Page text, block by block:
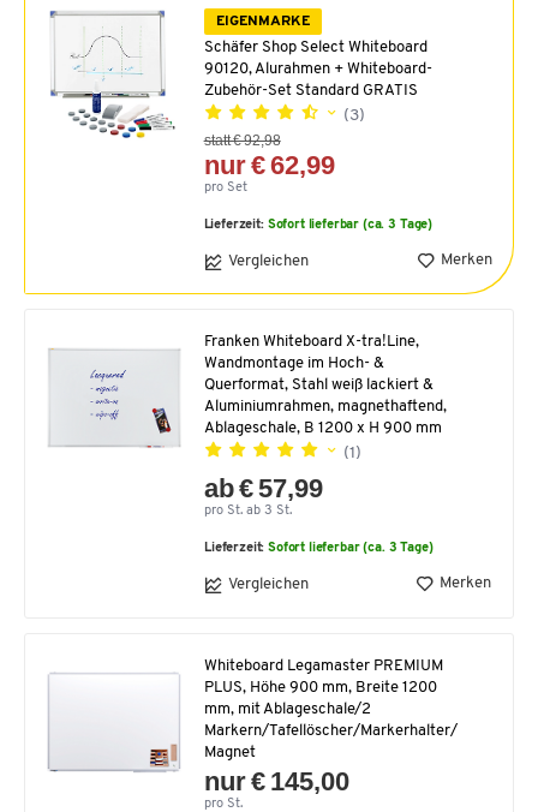
EIGENMARKE
Schäfer Shop Select Whiteboard
90120, Alurahmen + Whiteboard-
Zubehör-Set Standard GRATIS
(3)
statt € 92,98
nur € 62,99
pro Set
Lieferzeit: Sofort lieferbar (ca. 3 Tage)
Vergleichen Merken
Franken Whiteboard X-tra!Line,
Wandmontage im Hoch- &
Querformat, Stahl weiß lackiert &
Aluminiumrahmen, magnethaftend,
Ablageschale, B 1200 x H 900 mm
(1)
ab € 57,99
pro St. ab 3 St.
Lieferzeit:Sofort lieferbar (ca. 3 Tage)
Vergleichen Merken
Whiteboard Legamaster PREMIUM
PLUS, Höhe 900 mm, Breite 1200
mm, mit Ablageschale/2
Markern/Tafellöscher/Markerhalter/
Magnet
nur € 145,00
pro St.